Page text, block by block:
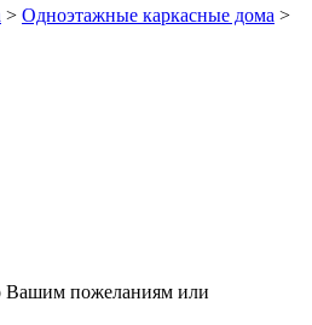
> Одноэтажные каркасные дома >
Вашим пожеланиям или